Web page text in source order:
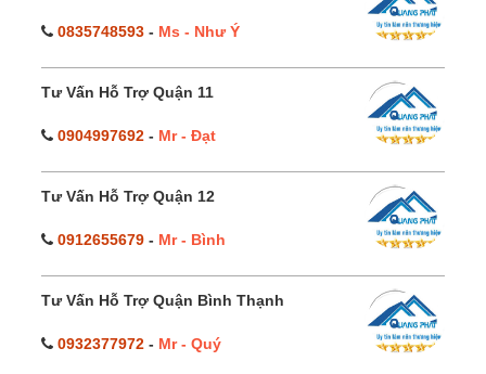
0835748593 - Ms - Như Ý
Tư Vấn Hỗ Trợ Quận 11
0904997692 - Mr - Đạt
Tư Vấn Hỗ Trợ Quận 12
0912655679 - Mr - Bình
Tư Vấn Hỗ Trợ Quận Bình Thạnh
0932377972 - Mr - Quý